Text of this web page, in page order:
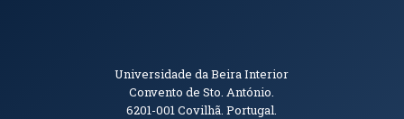
Informações de Contacto
Universidade da Beira Interior
Convento de Sto. António.
6201-001Covilhã. Portugal.